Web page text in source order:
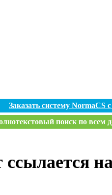
Заказать систему
поиск по всем